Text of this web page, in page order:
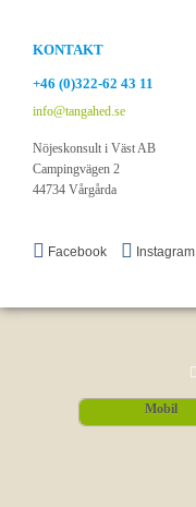
KONTAKT
+46 (0)322-62 43 11
info@tangahed.se
Nöjeskonsult i Väst AB
Campingvägen 2
44734 Vårgårda
Facebook Instagram
Mobil